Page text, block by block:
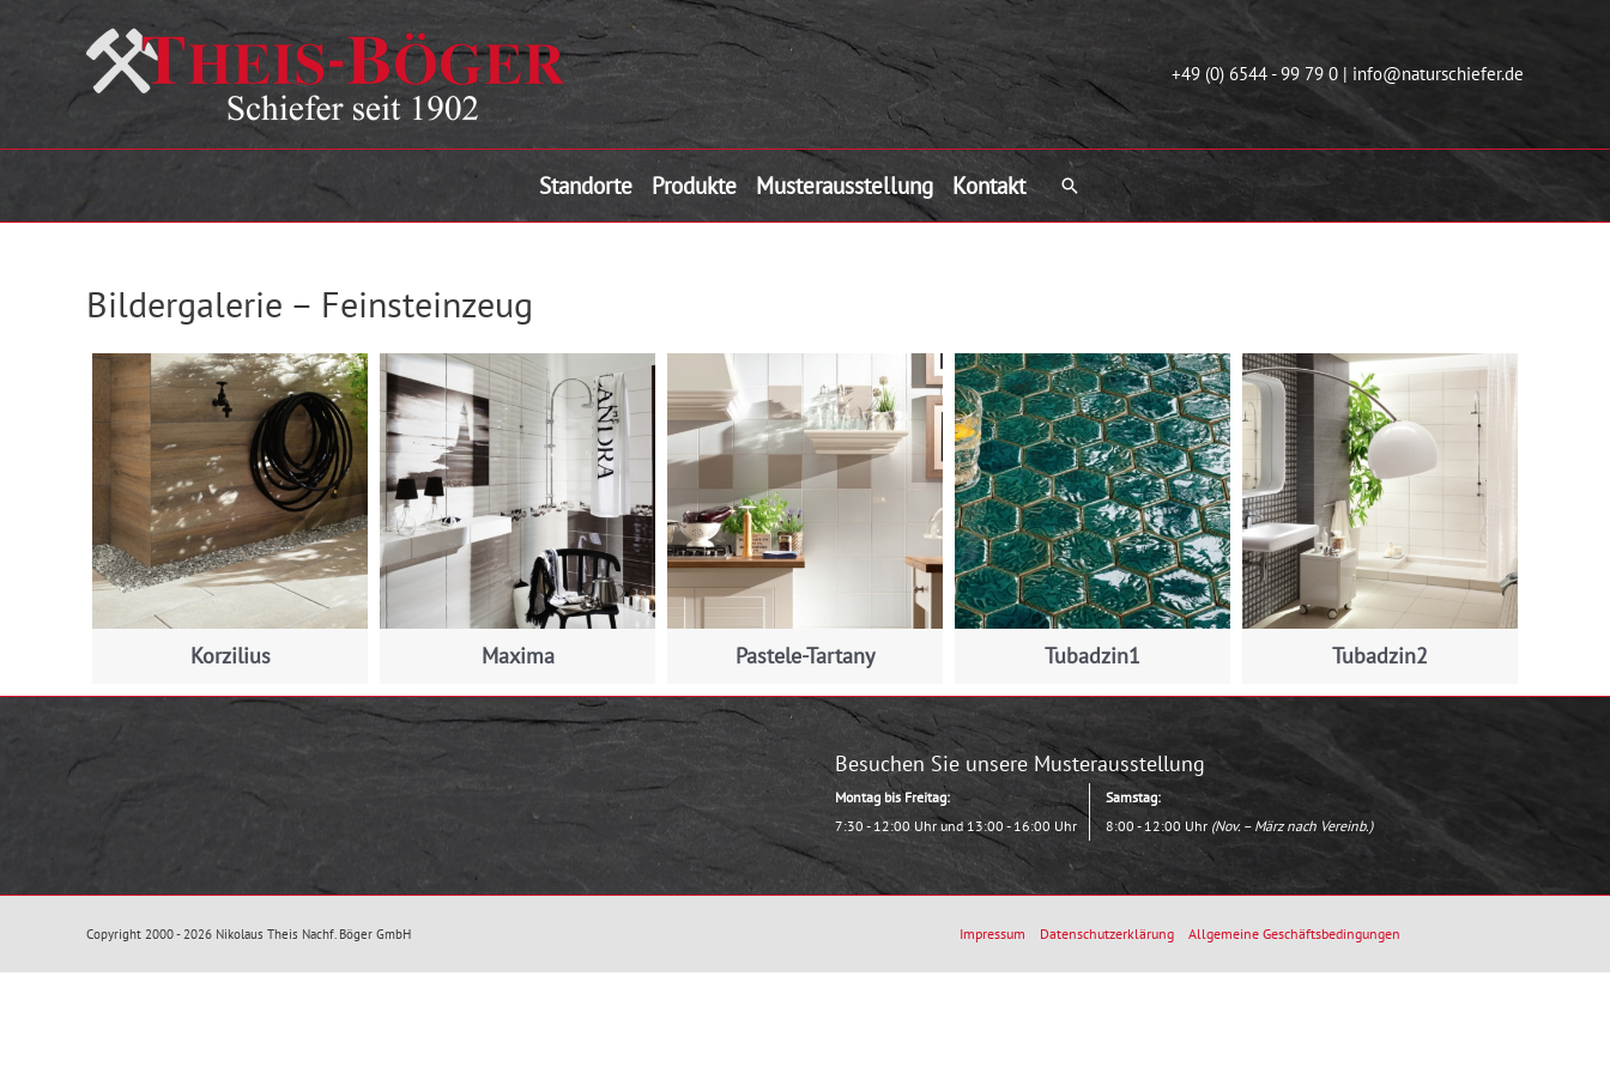
+49 (0) 6544 - 99 79 0 | info@naturschiefer.de
Standorte Produkte Musterausstellung Kontakt Suche
Bildergalerie – Feinsteinzeug
Korzilius Maxima Pastele-Tartany Tubadzin1 Tubadzin2
Besuchen Sie unsere Musterausstellung
Montag bis Freitag:
7:30 - 12:00 Uhr und 13:00 - 16:00 Uhr
Samstag:
8:00 - 12:00 Uhr (Nov. – März nach Vereinb.)
Copyright 2000 - 2026 Nikolaus Theis Nachf. Böger GmbH Impressum Datenschutzerklärung Allgemeine Geschäftsbedingungen